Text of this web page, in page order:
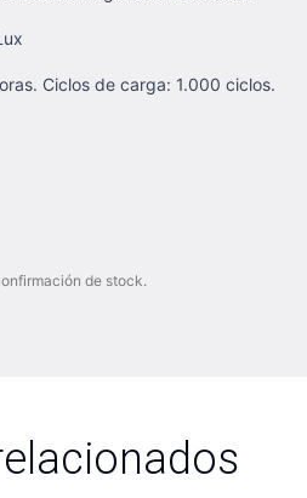
Ciclos de carga: 1.000 ciclos.
de stock.